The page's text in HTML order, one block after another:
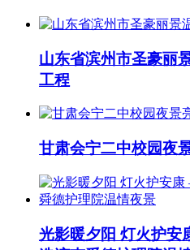
山东省滨州市圣豪丽
工程
甘肃会宁二中校园夜
光影暖夕阳 灯火护